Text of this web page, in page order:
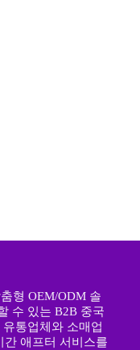
형 OEM/ODM 솔
수 있는 B2B 중국
통업체와 소매업
간 애프터 서비스를